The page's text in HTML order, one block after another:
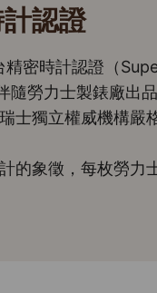
認證
密時計認證（
勞力士製錶廠出
士獨立權威機構嚴
的象徵，每枚勞力